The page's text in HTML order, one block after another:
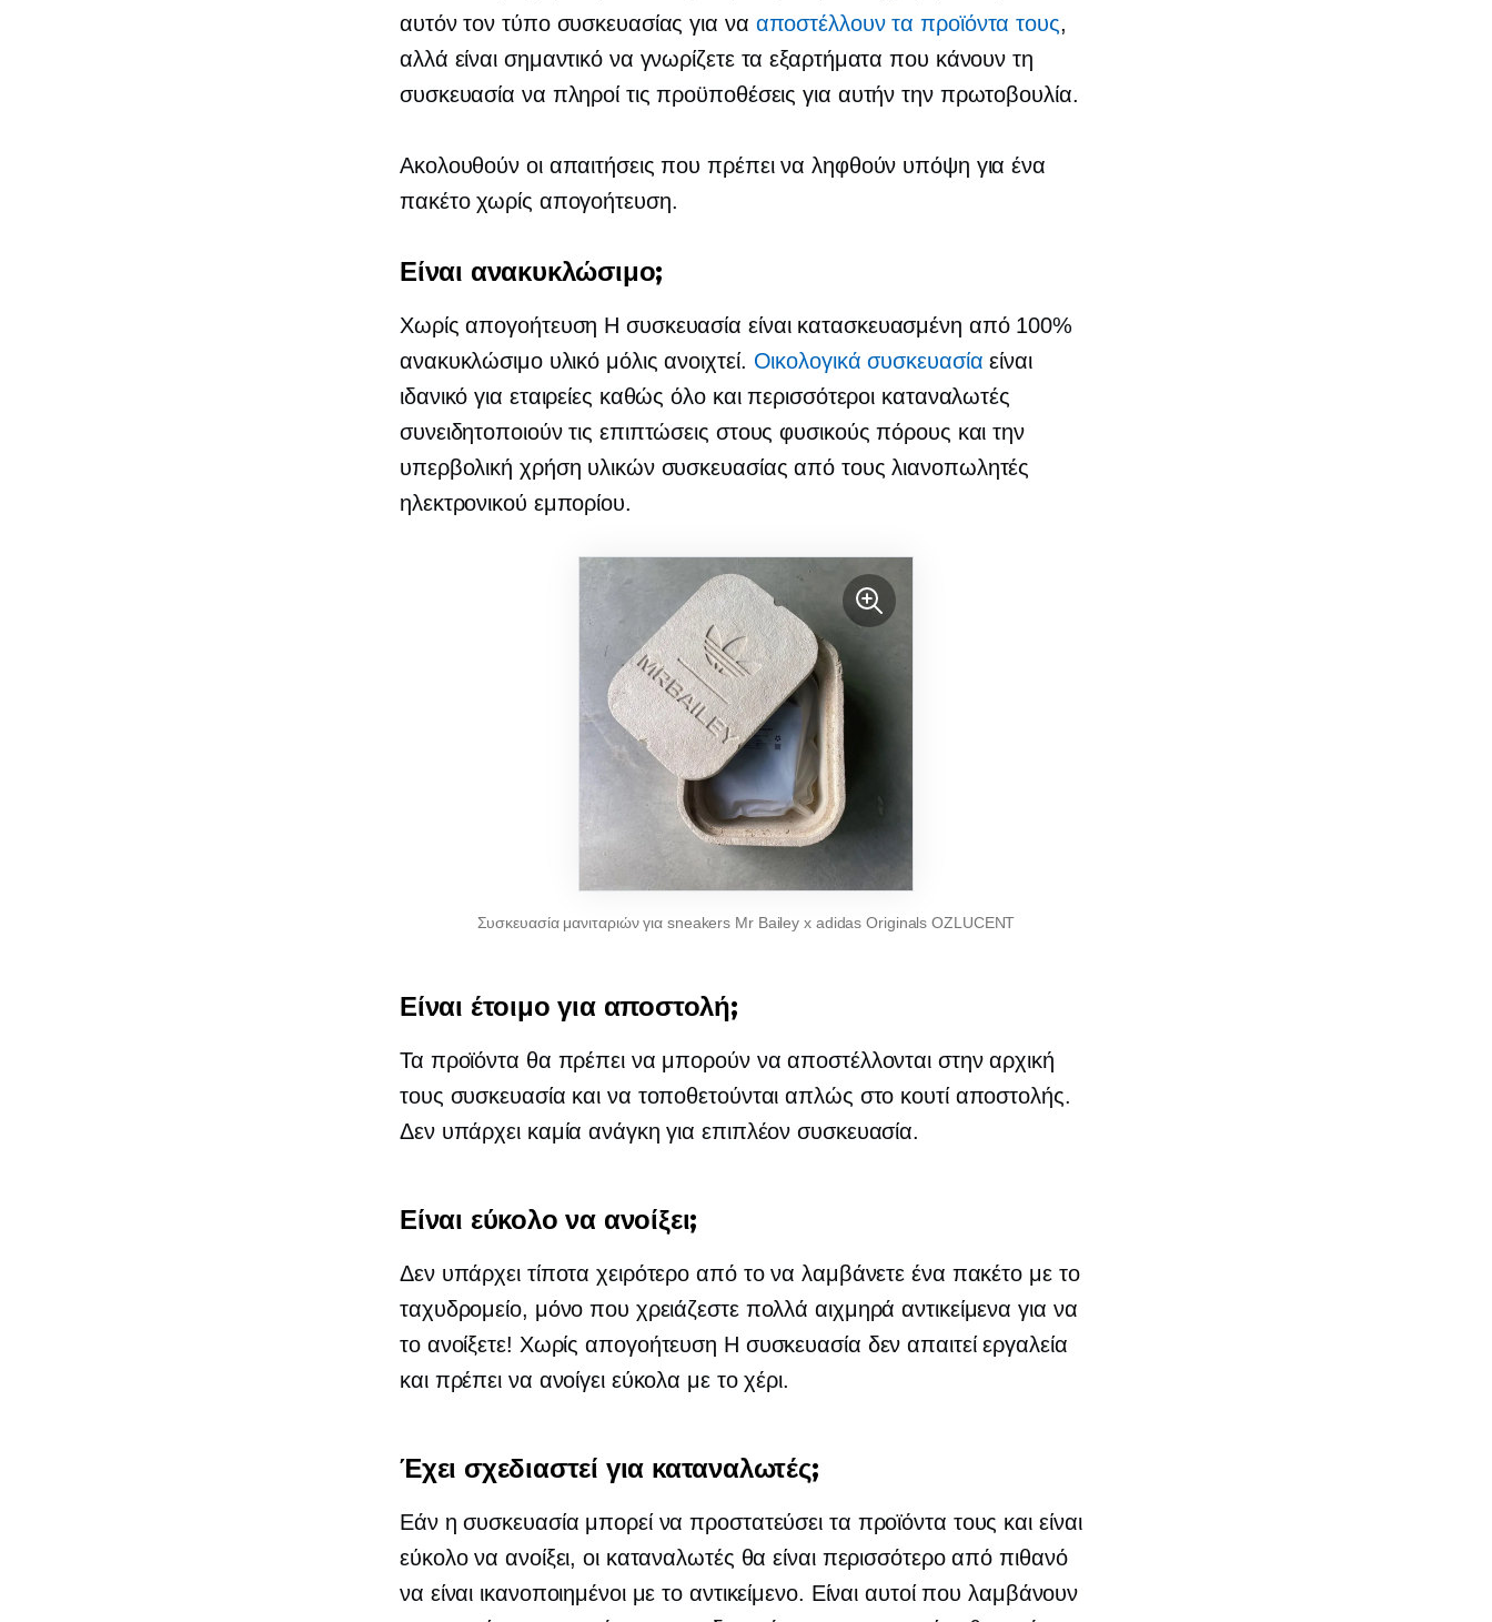
αυτόν τον τύπο συσκευασίας για να αποστέλλουν τα προϊόντα τους,
αλλά είναι σημαντικό να γνωρίζετε τα εξαρτήματα που κάνουν τη
συσκευασία να πληροί τις προϋποθέσεις για αυτήν την πρωτοβουλία.
Ακολουθούν οι απαιτήσεις που πρέπει να ληφθούν υπόψη για ένα
πακέτοχωρίς απογοήτευση.
Είναι ανακυκλώσιμο;
Χωρίς απογοήτευση Η συσκευασία είναι κατασκευασμένη από 100%
ανακυκλώσιμο υλικό μόλις ανοιχτεί. Οικολογικά συσκευασία είναι
ιδανικό για εταιρείες καθώς όλο και περισσότεροι καταναλωτές
συνειδητοποιούν τις επιπτώσεις στους φυσικούς πόρους και την
υπερβολική χρήση υλικών συσκευασίας από τους λιανοπωλητές
ηλεκτρονικού εμπορίου.
Συσκευασία μανιταριών για sneakers Mr Bailey x adidas Originals OZLUCENT
Είναι έτοιμο για αποστολή;
Τα προϊόντα θα πρέπει να μπορούν να αποστέλλονται στην αρχική
τους συσκευασία και να τοποθετούνται απλώς στο κουτί αποστολής.
Δεν υπάρχει καμία ανάγκη για επιπλέον συσκευασία.
Είναι εύκολο να ανοίξει;
Δεν υπάρχει τίποτα χειρότερο από το να λαμβάνετε ένα πακέτο με το
ταχυδρομείο, μόνο που χρειάζεστε πολλά αιχμηρά αντικείμενα για να
το ανοίξετε! Χωρίς απογοήτευση Η συσκευασία δεν απαιτεί εργαλεία
και πρέπει να ανοίγει εύκολα με το χέρι.
Έχει σχεδιαστεί για καταναλωτές;
Εάν η συσκευασία μπορεί να προστατεύσει τα προϊόντα τους και είναι
εύκολο να ανοίξει, οι καταναλωτές θα είναι περισσότερο από πιθανό
να είναι ικανοποιημένοι με το αντικείμενο. Είναι αυτοί που λαμβάνουν